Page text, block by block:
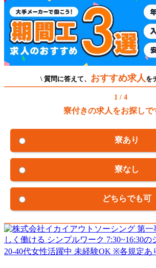
\ 質問に答えて、 おすすめ求人 を
1 / 4
寮付きの求人をお探しで
寮あり
寮なし
どちらでも可